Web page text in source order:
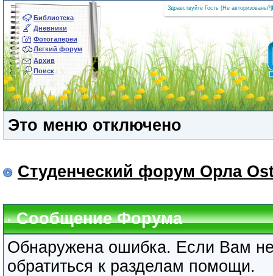
Библиотека
Дневники
Фотогалереи
Легкий форум
Архив
Поиск
Здравствуйте Гость (Не авторизованы?
Это меню отключено
Студенческий форум Орла
Сообщение Форума
Обнаружена ошибка. Если Вам
обратиться к разделам помощи.